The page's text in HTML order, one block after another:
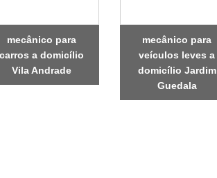
mecânico para
carros a domicílio
Vila Andrade
mecânico para
veículos leves a
domicílio Jardim
Guedala